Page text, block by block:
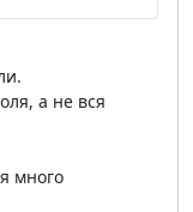
а не вся
много